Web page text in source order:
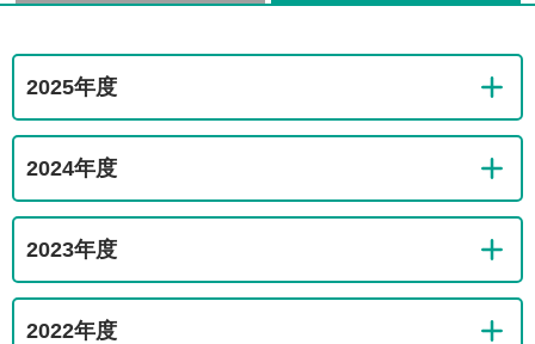
2025年度
2024年度
2023年度
2022年度